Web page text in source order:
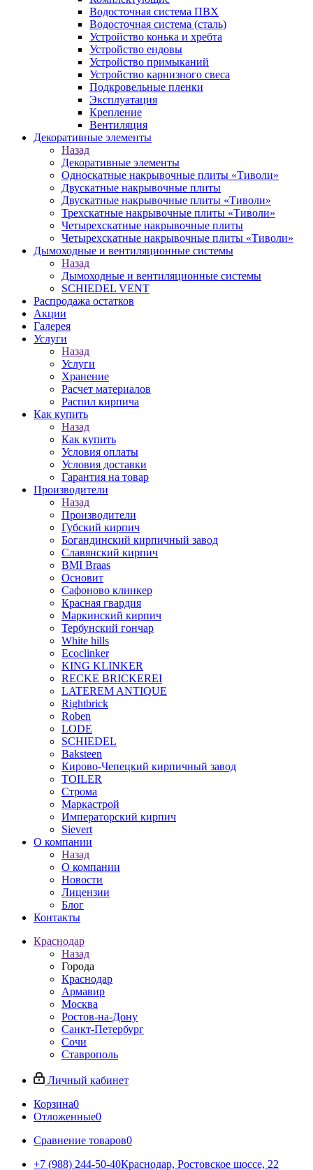
Водосточная система ПВХ
Водосточная система (сталь)
Устройство конька и хребта
Устройство ендовы
Устройство примыканий
Устройство карнизного свеса
Подкровельные пленки
Эксплуатация
Крепление
Вентиляция
Декоративные элементы
Назад
Декоративные элементы
Односкатные накрывочные плиты «Тиволи»
Двускатные накрывочные плиты
Двускатные накрывочные плиты «Тиволи»
Трехскатные накрывочные плиты «Тиволи»
Четырехскатные накрывочные плиты
Четырехскатные накрывочные плиты «Тиволи»
Дымоходные и вентиляционные системы
Назад
Дымоходные и вентиляционные системы
SCHIEDEL VENT
Распродажа остатков
Акции
Галерея
Услуги
Назад
Услуги
Хранение
Расчет материалов
Распил кирпича
Как купить
Назад
Как купить
Условия оплаты
Условия доставки
Гарантия на товар
Производители
Назад
Производители
Губский кирпич
Богандинский кирпичный завод
Славянский кирпич
BMI Braas
Основит
Сафоново клинкер
Красная гвардия
Маркинский кирпич
Тербунский гончар
White hills
Ecoclinker
KING KLINKER
RECKE BRICKEREI
LATEREM ANTIQUE
Rightbrick
Roben
LODE
SCHIEDEL
Baksteen
Кирово-Чепецкий кирпичный завод
TOILER
Строма
Маркастрой
Императорский кирпич
Sievert
О компании
Назад
О компании
Новости
Лицензии
Блог
Контакты
Краснодар
Назад
Города
Краснодар
Армавир
Москва
Ростов-на-Дону
Санкт-Петербург
Сочи
Ставрополь
Личный кабинет
Корзина0
Отложенные0
Сравнение товаров0
+7 (988) 244-50-40Краснодар, Ростовское шоссе, 22